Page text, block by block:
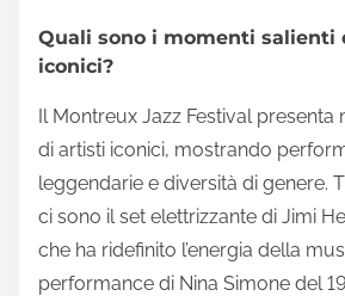
Quali sono i momenti salienti
iconici?
Il Montreux Jazz Festival presenta
di artisti iconici, mostrando
leggendarie e diversità di genere.
ci sono il set elettrizzante di Jimi
che ha ridefinito l’energia della
performance di Nina Simone del